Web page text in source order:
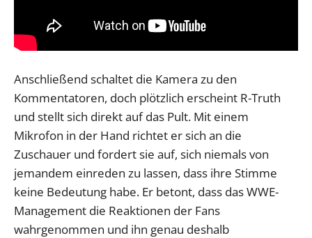
Anschließend schaltet die Kamera zu den
Kommentatoren, doch plötzlich erscheint R-Truth
und stellt sich direkt auf das Pult. Mit einem
Mikrofon in der Hand richtet er sich an die
Zuschauer und fordert sie auf, sich niemals von
jemandem einreden zu lassen, dass ihre Stimme
keine Bedeutung habe. Er betont, dass das WWE-
Management die Reaktionen der Fans
wahrgenommen und ihn genau deshalb